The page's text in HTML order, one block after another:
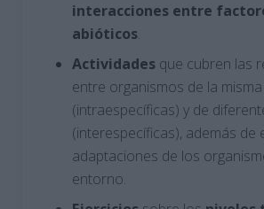
interacciones entre
abióticos.
Actividades que cubren las
entre organismos de la
(intraespecíficas) y de
(interespecíficas), además de
adaptaciones de los
entorno.